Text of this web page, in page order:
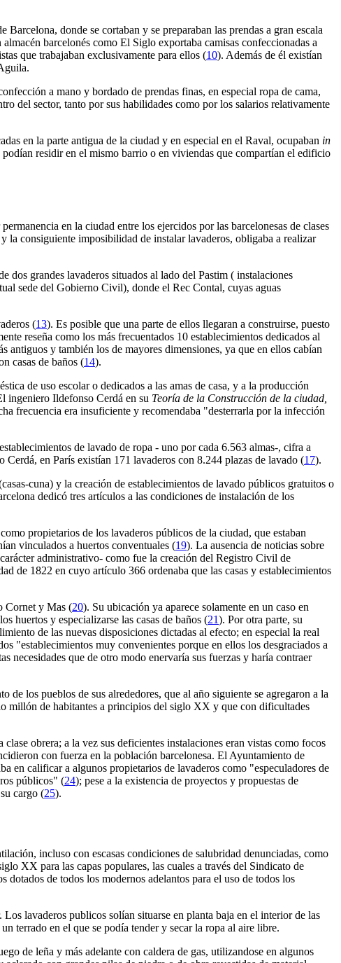
donde se cortaban y se preparaban las prendas a gran escala
barcelonés como El Siglo exportaba camisas confeccionadas a
que trabajaban exclusivamente para ellos (10). Además de él existían
a mano y bordado de prendas finas, en especial ropa de cama,
del sector, tanto por sus habilidades como por los salarios relativamente
en la parte antigua de la ciudad y en especial en el Raval, ocupaban in
residir en el mismo barrio o en viviendas que compartían el edificio
en la ciudad entre los ejercidos por las barcelonesas de clases
la consiguiente imposibilidad de instalar lavaderos, obligaba a realizar
grandes lavaderos situados al lado del Pastim ( instalaciones
sede del Gobierno Civil), donde el Rec Contal, cuyas aguas
(13). Es posible que una parte de ellos llegaran a construirse, puesto
reseña como los más frecuentados 10 establecimientos dedicados al
y también los de mayores dimensiones, ya que en ellos cabían
casas de baños (14).
de uso escolar o dedicados a las amas de casa, y a la producción
ingeniero Ildefonso Cerdá en su Teoría de la Construcción de la ciudad,
frecuencia era insuficiente y recomendaba "desterrarla por la infección
de lavado de ropa - uno por cada 6.563 almas-, cifra a
Cerdá, en París existían 171 lavaderos con 8.244 plazas de lavado (17).
cuna) y la creación de establecimientos de lavado públicos gratuitos o
dedicó tres artículos a las condiciones de instalación de los
propietarios de los lavaderos públicos de la ciudad, que estaban
vinculados a huertos conventuales (19). La ausencia de noticias sobre
administrativo- como fue la creación del Registro Civil de
de 1822 en cuyo artículo 366 ordenaba que las casas y establecimientos
Cornet y Mas (20). Su ubicación ya aparece solamente en un caso en
huertos y especializarse las casas de baños (21). Por otra parte, su
de las nuevas disposiciones dictadas al efecto; en especial la real
"establecimientos muy convenientes porque en ellos los desgraciados a
necesidades que de otro modo enervaría sus fuerzas y haría contraer
los pueblos de sus alrededores, que al año siguiente se agregaron a la
millón de habitantes a principios del siglo XX y que con dificultades
obrera; a la vez sus deficientes instalaciones eran vistas como focos
con fuerza en la población barcelonesa. El Ayuntamiento de
en calificar a algunos propietarios de lavaderos como "especuladores de
públicos" (24); pese a la existencia de proyectos y propuestas de
cargo (25).
incluso con escasas condiciones de salubridad denunciadas, como
XX para las capas populares, las cuales a través del Sindicato de
de todos los modernos adelantos para el uso de todos los
lavaderos publicos solían situarse en planta baja en el interior de las
terrado en el que se podía tender y secar la ropa al aire libre.
de leña y más adelante con caldera de gas, utilizandose en algunos